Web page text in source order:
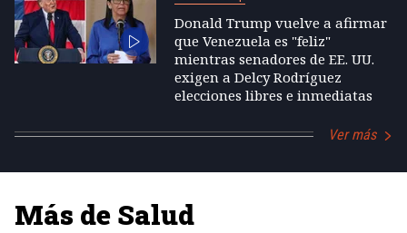
Donald Trump vuelve a afirmar
que Venezuela es "feliz"
mientras senadores de EE. UU.
exigen a Delcy Rodríguez
elecciones libres e inmediatas
Ver más
Más de Salud